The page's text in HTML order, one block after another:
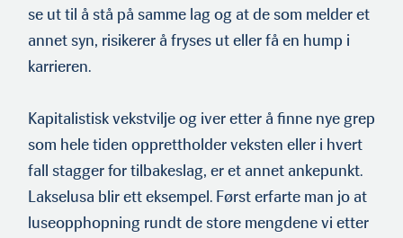
se ut til å stå på samme lag og at de som melder et
annet syn, risikerer å fryses ut eller få en hump i
karrieren.
Kapitalistisk vekstvilje og iver etter å finne nye grep
som hele tiden opprettholder veksten eller i hvert
fall stagger for tilba­keslag, er et annet ankepunkt.
Lakselusa blir ett eksempel. Først erfarte man jo at
luseopphopning rundt de store mengdene vi etter